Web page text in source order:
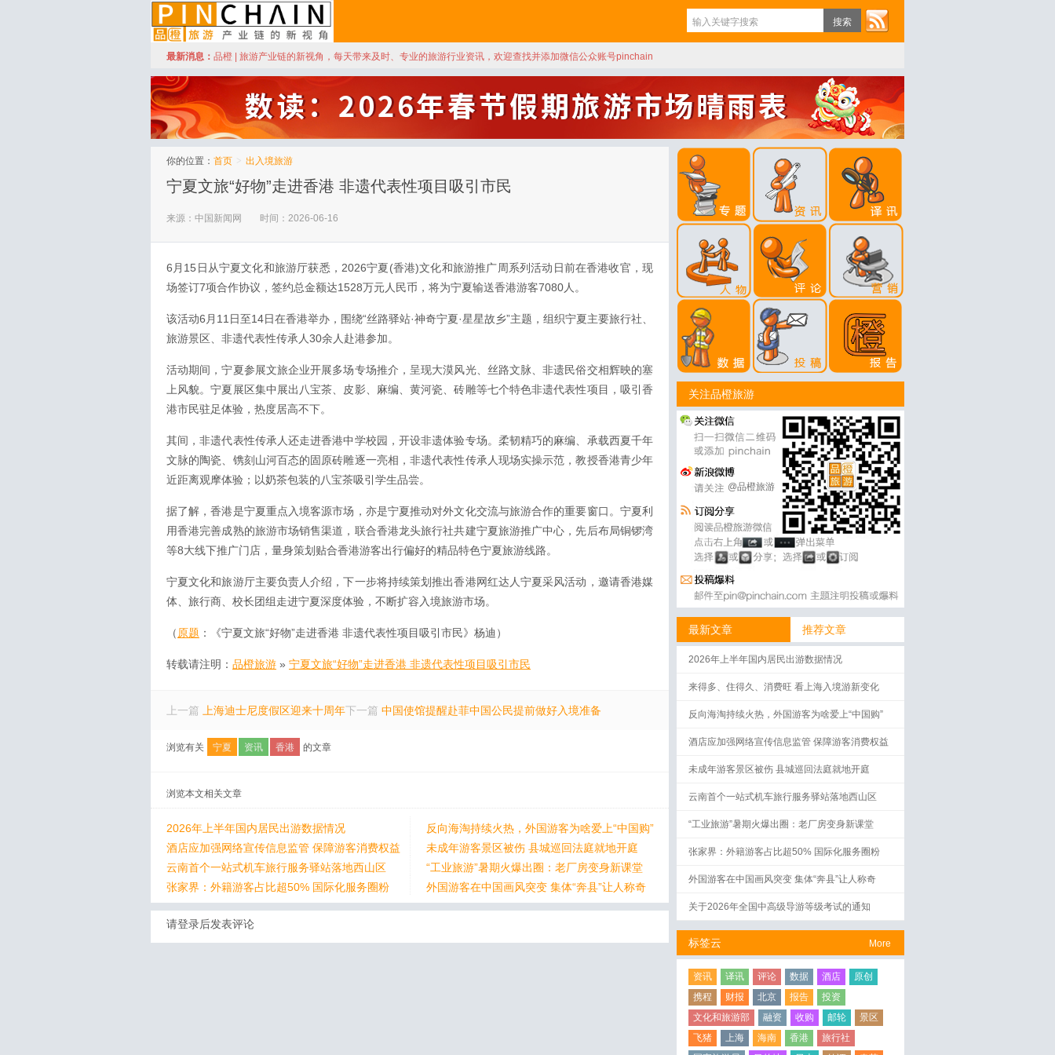
品橙旅游
最新消息： 品橙 | 旅游产业链的新视角，每天带来及时、专业的旅游行业资讯，欢迎查找并添加微信公众账号pinchain
你的位置： 首页 > 出入境旅游
宁夏文旅“好物”走进香港 非遗代表性项目吸引市民
来源：中国新闻网 时间：2026-06-16
6月15日从宁夏文化和旅游厅获悉，2026宁夏(香港)文化和旅游推广周系列活动日前在香港收官，现
场签订7项合作协议，签约总金额达1528万元人民币，将为宁夏输送香港游客7080人。
该活动6月11日至14日在香港举办，围绕“丝路驿站·神奇宁夏·星星故乡”主题，组织宁夏主要旅行社、
旅游景区、非遗代表性传承人30余人赴港参加。
活动期间，宁夏参展文旅企业开展多场专场推介，呈现大漠风光、丝路文脉、非遗民俗交相辉映的塞
上风貌。宁夏展区集中展出八宝茶、皮影、麻编、黄河瓷、砖雕等七个特色非遗代表性项目，吸引香
港市民驻足体验，热度居高不下。
其间，非遗代表性传承人还走进香港中学校园，开设非遗体验专场。柔韧精巧的麻编、承载西夏千年
文脉的陶瓷、镌刻山河百态的固原砖雕逐一亮相，非遗代表性传承人现场实操示范，教授香港青少年
近距离观摩体验；以奶茶包装的八宝茶吸引学生品尝。
据了解，香港是宁夏重点入境客源市场，亦是宁夏推动对外文化交流与旅游合作的重要窗口。宁夏利
用香港完善成熟的旅游市场销售渠道，联合香港龙头旅行社共建宁夏旅游推广中心，先后布局铜锣湾
等8大线下推广门店，量身策划贴合香港游客出行偏好的精品特色宁夏旅游线路。
宁夏文化和旅游厅主要负责人介绍，下一步将持续策划推出香港网红达人宁夏采风活动，邀请香港媒
体、旅行商、校长团组走进宁夏深度体验，不断扩容入境旅游市场。
（ 原题 ：《宁夏文旅“好物”走进香港 非遗代表性项目吸引市民》杨迪）
转载请注明： 品橙旅游 » 宁夏文旅“好物”走进香港 非遗代表性项目吸引市民
上一篇 上海迪士尼度假区迎来十周年下一篇 中国使馆提醒赴菲中国公民提前做好入境准备
浏览有关 宁夏 资讯 香港 的文章
浏览本文相关文章
2026年上半年国内居民出游数据情况
反向海淘持续火热，外国游客为啥爱上“中国购”
酒店应加强网络宣传信息监管 保障游客消费权益
未成年游客景区被伤 县城巡回法庭就地开庭
云南首个一站式机车旅行服务驿站落地西山区
“工业旅游”暑期火爆出圈：老厂房变身新课堂
张家界：外籍游客占比超50% 国际化服务圈粉
外国游客在中国画风突变 集体“奔县”让人称奇
请登录后发表评论
关注品橙旅游
@品橙旅游
最新文章 推荐文章
2026年上半年国内居民出游数据情况
来得多、住得久、消费旺 看上海入境游新变化
反向海淘持续火热，外国游客为啥爱上“中国购”
酒店应加强网络宣传信息监管 保障游客消费权益
未成年游客景区被伤 县城巡回法庭就地开庭
云南首个一站式机车旅行服务驿站落地西山区
“工业旅游”暑期火爆出圈：老厂房变身新课堂
张家界：外籍游客占比超50% 国际化服务圈粉
外国游客在中国画风突变 集体“奔县”让人称奇
关于2026年全国中高级导游等级考试的通知
More
标签云
资讯 译讯 评论 数据 酒店
原创
携程
财报 北京 报告
投资
文化和旅游部
融资 收购 邮轮
景区
飞猪
上海 海南 香港
旅行社